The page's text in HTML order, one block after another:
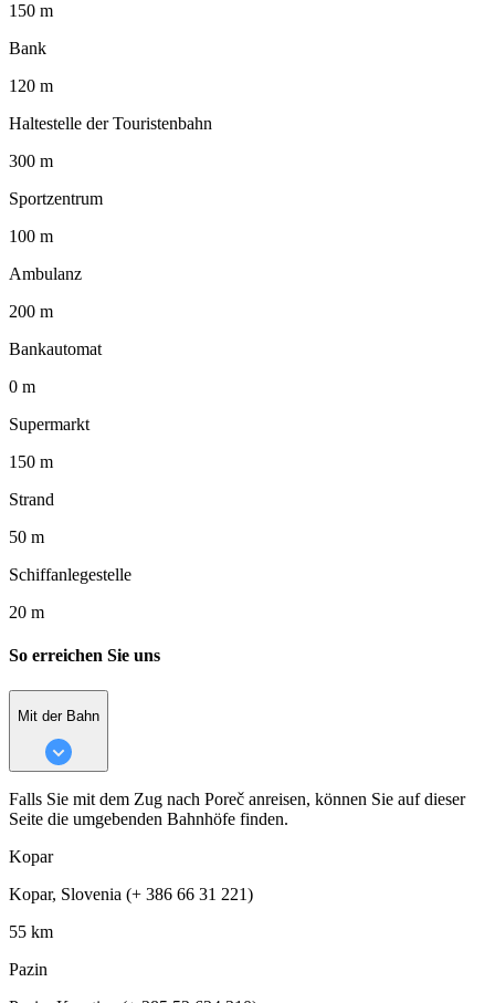
150 m
Bank
120 m
Haltestelle der Touristenbahn
300 m
Sportzentrum
100 m
Ambulanz
200 m
Bankautomat
0 m
Supermarkt
150 m
Strand
50 m
Schiffanlegestelle
20 m
So erreichen Sie uns
Mit der Bahn
Falls Sie mit dem Zug nach Poreč anreisen, können Sie auf dieser
Seite die umgebenden Bahnhöfe finden.
Kopar
Kopar, Slovenia (+ 386 66 31 221)
55 km
Pazin